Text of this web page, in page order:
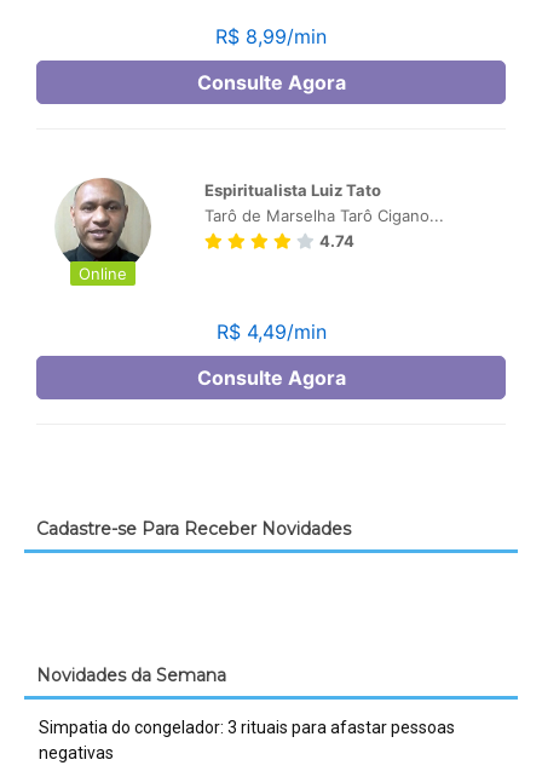
Cadastre-se Para Receber Novidades
Novidades da Semana
Simpatia do congelador: 3 rituais para afastar pessoas
negativas